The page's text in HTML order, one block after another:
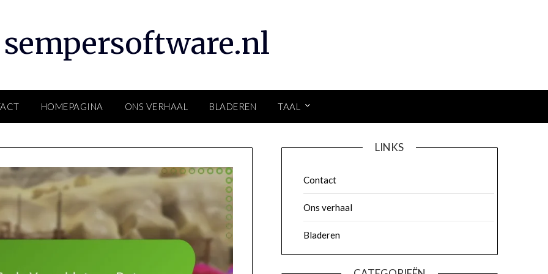
sempersoftware.nl
HOMEPAGINA ONS VERHAAL BLADEREN TAAL
LINKS
Contact
Ons verhaal
Bladeren